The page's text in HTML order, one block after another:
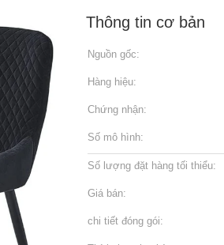
Thông tin cơ bản
Nguồn gốc:
Hàng hiệu:
Chứng nhận:
Số mô hình:
Số lượng đặt hàng tối thiểu:
Giá bán:
chi tiết đóng gói: